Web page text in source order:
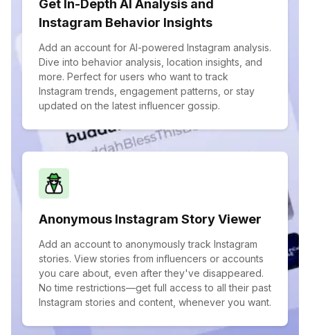
Get In-Depth AI Analysis and
Instagram Behavior Insights
Add an account for AI-powered Instagram analysis.
Dive into behavior analysis, location insights, and
more. Perfect for users who want to track
Instagram trends, engagement patterns, or stay
updated on the latest influencer gossip.
Anonymous Instagram Story Viewer
Add an account to anonymously track Instagram
stories. View stories from influencers or accounts
you care about, even after they've disappeared.
No time restrictions—get full access to all their past
Instagram stories and content, whenever you want.